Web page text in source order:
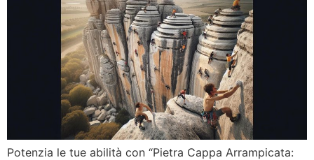
Potenzia le tue abilità con “Pietra Cappa Arrampicata: